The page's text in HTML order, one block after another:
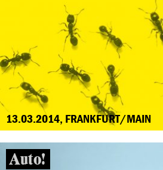
13.03.2014, FRANKFURT/MAIN
Auto!